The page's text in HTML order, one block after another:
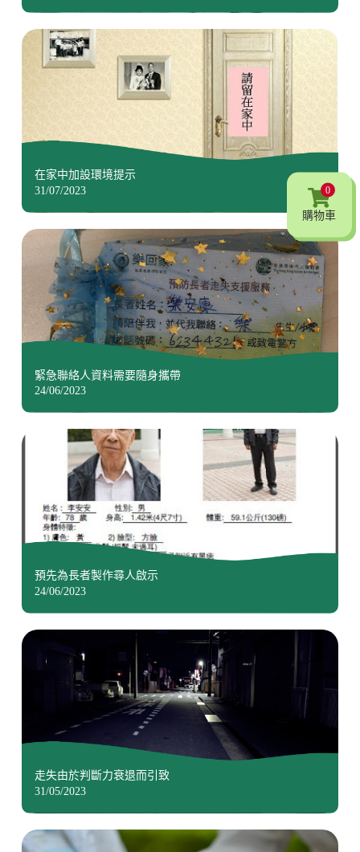
在家中加設環境提示
31/07/2023
緊急聯絡人資料需要隨身攜帶
24/06/2023
預先為長者製作尋人啟示
24/06/2023
走失由於判斷力衰退而引致
31/05/2023
0
購物車